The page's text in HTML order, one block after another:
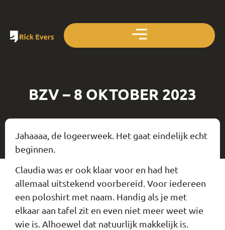
BZV – 8 OKTOBER 2023
Jahaaaa, de logeerweek. Het gaat eindelijk echt
beginnen.
Claudia was er ook klaar voor en had het
allemaal uitstekend voorbereid. Voor iedereen
een poloshirt met naam. Handig als je met
elkaar aan tafel zit en even niet meer weet wie
wie is. Alhoewel dat natuurlijk makkelijk is.